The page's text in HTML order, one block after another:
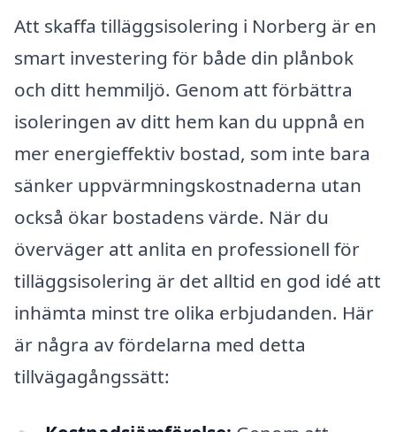
Att skaffa tilläggsisolering i Norberg är en
smart investering för både din plånbok
och ditt hemmiljö. Genom att förbättra
isoleringen av ditt hem kan du uppnå en
mer energieffektiv bostad, som inte bara
sänker uppvärmningskostnaderna utan
också ökar bostadens värde. När du
överväger att anlita en professionell för
tilläggsisolering är det alltid en god idé att
inhämta minst tre olika erbjudanden. Här
är några av fördelarna med detta
tillvägagångssätt: